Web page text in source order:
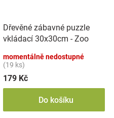
Dřevěné zábavné puzzle
vkládací 30x30cm - Zoo
momentálně nedostupné
(19 ks)
179 Kč
Do košíku